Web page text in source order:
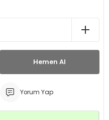
Hemen Al
Yorum Yap